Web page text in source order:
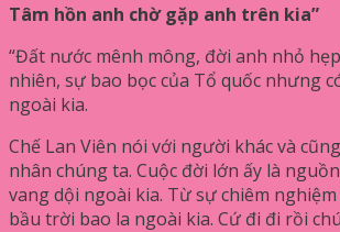
Tâm hồn anh chờ gặp anh trên kia”
“Đất nước mênh mông, đời anh nhỏ
nhiên, sự bao bọc của Tổ quốc nhưng
ngoài kia.
Chế Lan Viên nói với người khác và
nhân chúng ta. Cuộc đời lớn ấy là
vang dội ngoài kia. Từ sự chiêm
bầu trời bao la ngoài kia. Cứ đi đi rồi